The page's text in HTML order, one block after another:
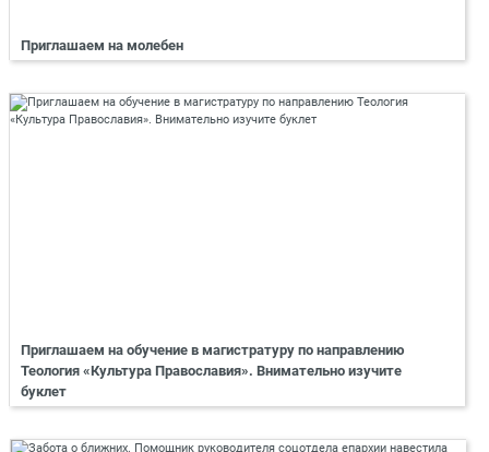
Приглашаем на молебен
Приглашаем на обучение в магистратуру по направлению
Теология «Культура Православия». Внимательно изучите
буклет